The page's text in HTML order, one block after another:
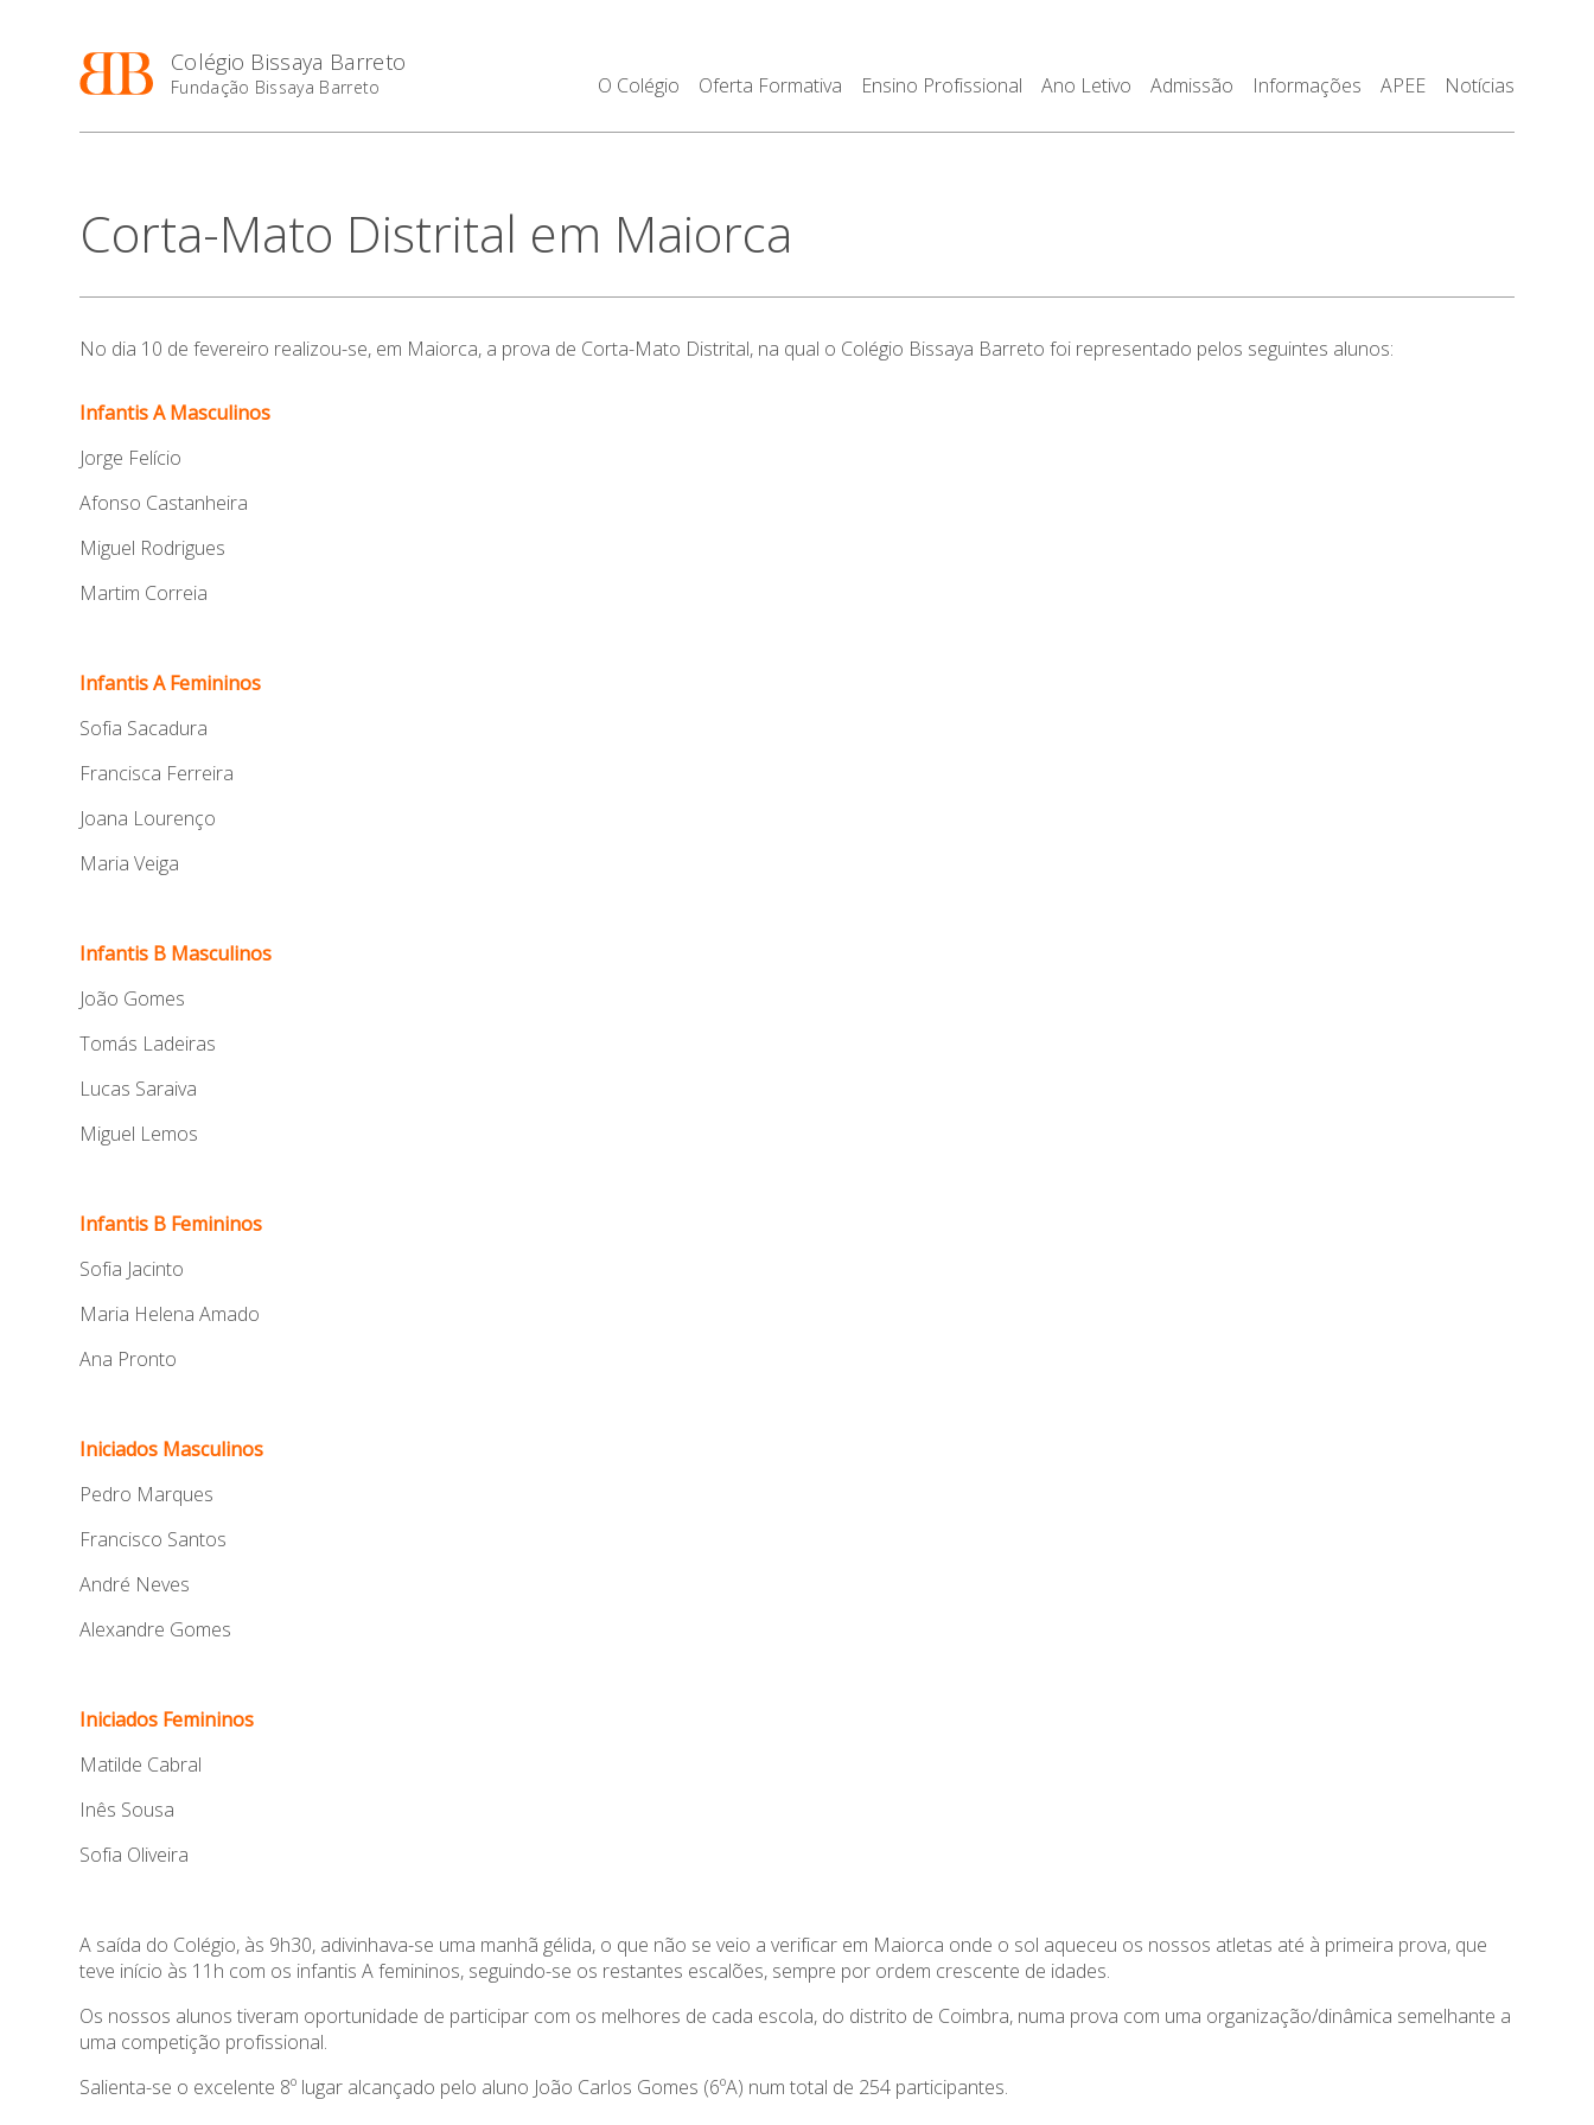
Colégio Bissaya Barreto
Fundação Bissaya Barreto O Colégio Oferta Formativa Ensino Profissional Ano Letivo Admissão Informações APEE Notícias
Corta-Mato Distrital em Maiorca
No dia 10 de fevereiro realizou-se, em Maiorca, a prova de Corta-Mato Distrital, na qual o Colégio Bissaya Barreto foi representado pelos seguintes alunos:
Infantis A Masculinos
Jorge Felício
Afonso Castanheira
Miguel Rodrigues
Martim Correia
Infantis A Femininos
Sofia Sacadura
Francisca Ferreira
Joana Lourenço
Maria Veiga
Infantis B Masculinos
João Gomes
Tomás Ladeiras
Lucas Saraiva
Miguel Lemos
Infantis B Femininos
Sofia Jacinto
Maria Helena Amado
Ana Pronto
Iniciados Masculinos
Pedro Marques
Francisco Santos
André Neves
Alexandre Gomes
Iniciados Femininos
Matilde Cabral
Inês Sousa
Sofia Oliveira
A saída do Colégio, às 9h30, adivinhava-se uma manhã gélida, o que não se veio a verificar em Maiorca onde o sol aqueceu os nossos atletas até à primeira prova, que
teve início às 11h com os infantis A femininos, seguindo-se os restantes escalões, sempre por ordem crescente de idades.
Os nossos alunos tiveram oportunidade de participar com os melhores de cada escola, do distrito de Coimbra, numa prova com uma organização/dinâmica semelhante a
uma competição profissional.
Salienta-se o excelente 8º lugar alcançado pelo aluno João Carlos Gomes (6ºA) num total de 254 participantes.